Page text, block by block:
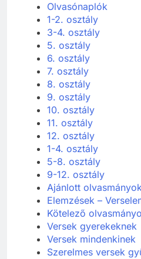
Olvasónaplók
1-2. osztály
3-4. osztály
5. osztály
6. osztály
7. osztály
8. osztály
9. osztály
10. osztály
11. osztály
12. osztály
1-4. osztály
5-8. osztály
9-12. osztály
Ajánlott
Elemzések –
Kötelező
Versek gyerekeknek
Versek mindenkinek
Szerelmes versek